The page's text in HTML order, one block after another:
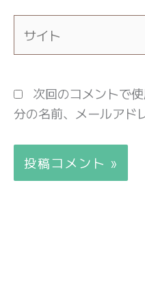
*
次回のコメントで
分の名前、メールアド